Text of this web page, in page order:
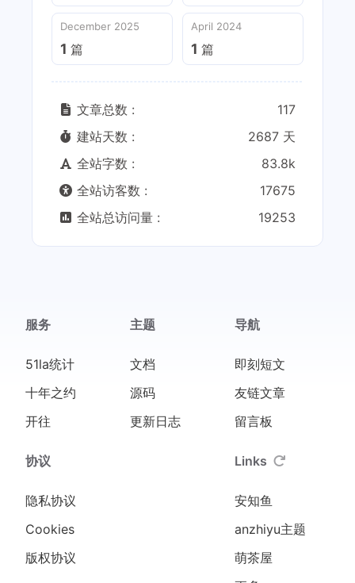
December 2025
1 篇
April 2024
1 篇
文章总数 :
117
建站天数 :
2687 天
全站字数 :
83.8k
全站访客数 :
17675
全站总访问量 :
19253
服务
51la统计
十年之约
开往
主题
文档
源码
更新日志
导航
即刻短文
友链文章
留言板
协议
隐私协议
Cookies
版权协议
Links
安知鱼
anzhiyu主题
萌茶屋